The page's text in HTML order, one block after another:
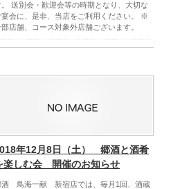
。 送別会・歓迎会等の時期となり、大切な
宴会に、是非、当店をご利用ください。 ※
部店舗、コース対象外店舗ございます。
年12月8日（土） 郷酒と酒肴
楽しむ会 開催のお知らせ
酒 鳥海一献 新宿店では、毎月1回、酒蔵